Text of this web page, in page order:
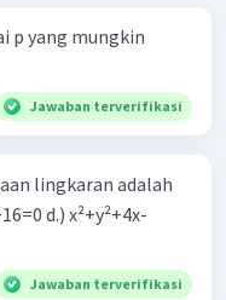
p yang mungkin
Jawaban terverifikasi
lingkaran adalah
d.) x²+y²+4x-
Jawaban terverifikasi